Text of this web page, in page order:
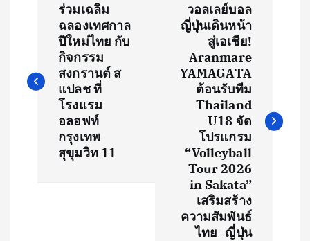
s
t
ร่วมเฉลิม
ฉลองเทศกาล
ปีใหม่ไทย กับ
กิจกรรม
สงกรานต์ ส
แปลช ที่
โรงแรม
อลอฟท์
กรุงเทพ
สุขุมวิท 11
วอลเลย์บอล
ญี่ปุ่นเดินหน้า
สู่เอเชีย!
Aranmare
YAMAGATA
ต้อนรับทีม
Thailand
U18 จัด
โปรแกรม
“Volleyball
Tour 2026
in Sakata”
เสริมสร้าง
ความสัมพันธ์
ไทย–ญี่ปุ่น